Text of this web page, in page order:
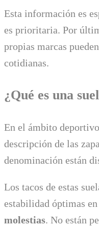
Esta información es
es prioritaria. Por
propias marcas
cotidianas.
¿Qué es una
En el ámbito
descripción de las
denominación están
Los tacos de estas
estabilidad óptimas
molestias. No están